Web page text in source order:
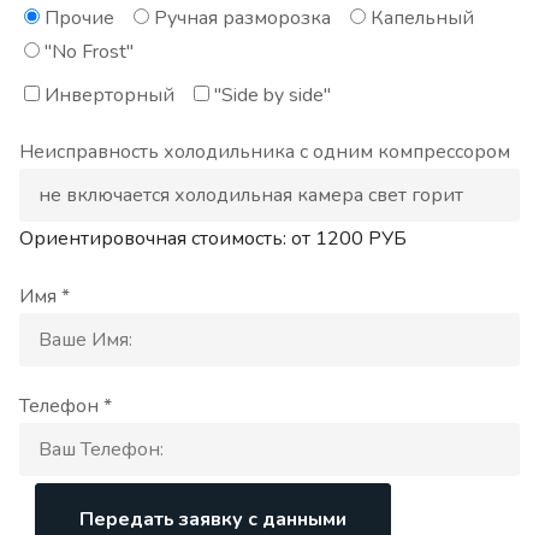
Прочие
Ручная разморозка
Капельный
"No Frost"
Инверторный
"Side by side"
Неисправность холодильника с одним компрессором
Ориентировочная стоимость: от 1200 РУБ
Имя *
Телефон *
Передать заявку с данными